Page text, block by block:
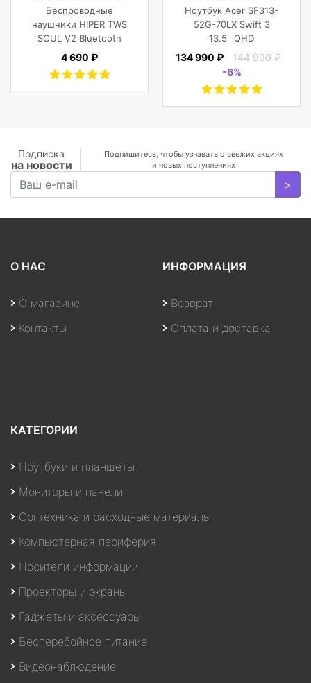
Bluetooth 5.0 гарнитура Li-
Pol 2x43mAh+380mAh,
черный
Беспроводные
наушники HIPER TWS
SOUL V2 Bluetooth
5.0 гарнитура Li-Pol
2x43mAh+380mAh,
Черный
4 690 ₽
Core i7 16 GB 1TB SSD,
Silver
Ноутбук Acer SF313-
52G-70LX Swift 3
13.5'' QHD
(2256x1504) IPS/Intel
Core i7-1065G7
1.30GHz Quad/16
GB+1TB SSD/GF
MX350 2
134 990 ₽
144 990 ₽
-6%
Подписка
на новости
Подпишитесь, чтобы узнавать о свежих акциях
и новых поступлениях
>
О НАС
О магазине
Контакты
ИНФОРМАЦИЯ
Возврат
Оплата и доставка
КАТЕГОРИИ
Ноутбуки и планшеты
Мониторы и панели
Оргтехника и расходные материалы
Компьютерная периферия
Носители информации
Проекторы и экраны
Гаджеты и аксессуары
Бесперебойное питание
Видеонаблюдение